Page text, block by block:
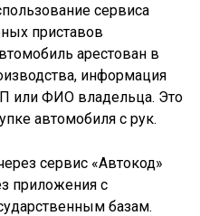
сервиса
приставов
арестован в
информация
или ФИО владельца. Это
автомобиля с рук.
сервис «Автокод»
приложения с
базам.